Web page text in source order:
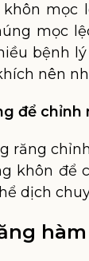
khôn mọc
mọc
bệnh
nên
để chỉnh
răng
khôn để
dịch